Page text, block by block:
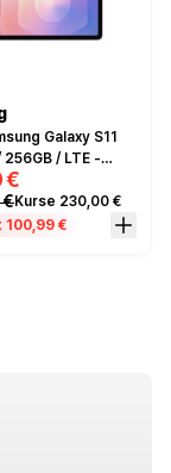
Galaxy S11
256GB / LTE -
€
€Kurse 230,00 €
100,99 €